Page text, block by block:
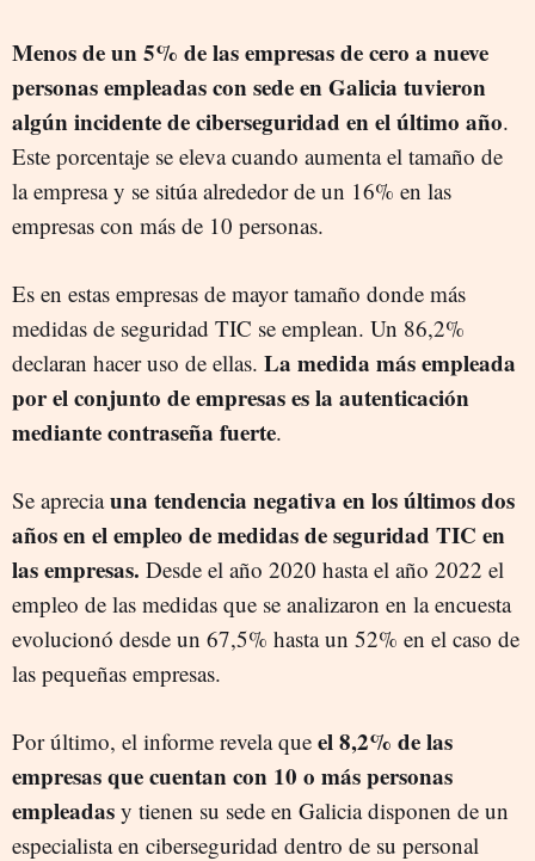
Menos de un 5% de las empresas de cero a nueve
personas empleadas con sede en Galicia tuvieron
algún incidente de ciberseguridad en el último año.
Este porcentaje se eleva cuando aumenta el tamaño de
la empresa y se sitúa alrededor de un 16% en las
empresas con más de 10 personas.
Es en estas empresas de mayor tamaño donde más
medidas de seguridad TIC se emplean. Un 86,2%
declaran hacer uso de ellas. La medida más empleada
por el conjunto de empresas es la autenticación
mediante contraseña fuerte.
Se apreciauna tendencia negativa en los últimos dos
años en el empleo de medidas de seguridad TIC en
las empresas. Desde el año 2020 hasta el año 2022 el
empleo de las medidas que se analizaron en la encuesta
evolucionó desde un 67,5% hasta un 52% en el caso de
las pequeñas empresas.
Por último, el informe revela que el 8,2% de las
empresas que cuentan con 10 o más personas
empleadas y tienen su sede en Galicia disponen de un
especialista en ciberseguridad dentro de su personal